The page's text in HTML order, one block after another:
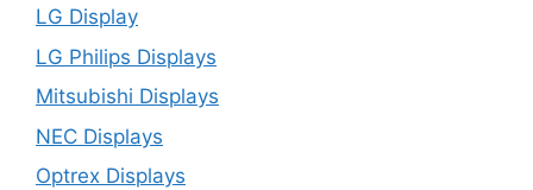
LG Display
LG Philips Displays
Mitsubishi Displays
NEC Displays
Optrex Displays